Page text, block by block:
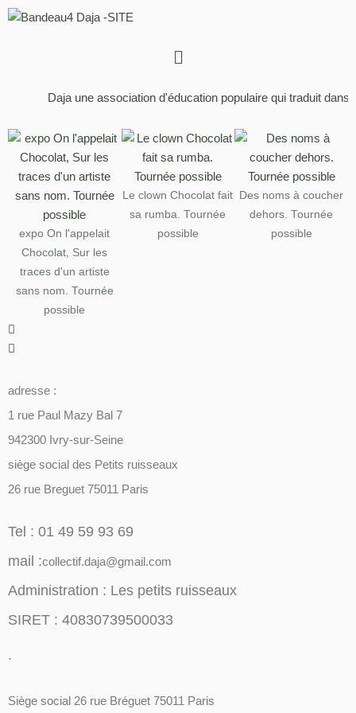
Daja une association d'éducation populaire qui traduit
expo On l'appelait
Chocolat, Sur les
traces d'un artiste
sans nom. Tournée
possible
Le clown Chocolat fait
sa rumba. Tournée
possible
Des noms à coucher
dehors. Tournée
possible
adresse :
1 rue Paul Mazy Bal 7
942300 Ivry-sur-Seine
siège social des Petits ruisseaux
26 rue Breguet 75011 Paris
Tel : 01 49 59 93 69
mail :collectif.daja@gmail.com
Administration : Les petits ruisseaux
SIRET : 40830739500033
.
Siège social 26 rue Bréguet 75011 Paris